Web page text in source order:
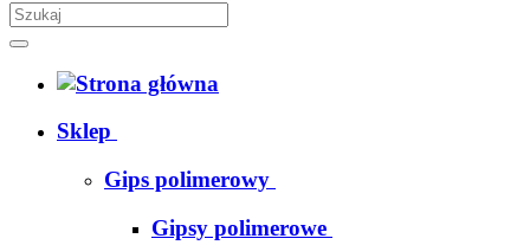
Sklep
Gips polimerowy
Gipsy polimerowe